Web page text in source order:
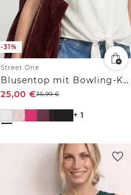
-31%
Street One
Blusentop mit Bowling-Kragen und Knoten
25,00 €35,99€
+ 1